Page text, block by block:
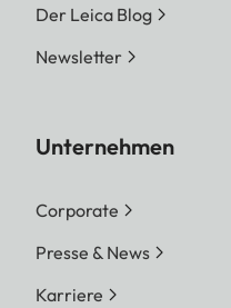
Der Leica Blog
Newsletter
Unternehmen
Corporate
Presse & News
Karriere